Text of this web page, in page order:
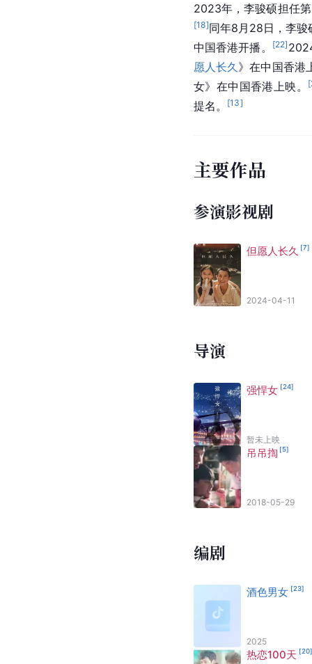
2023年，李骏硕担任
[18]同年8月28日，李骏
中国香港开播。
[22]
愿人长久 》在中国香港
女》在中国香港上映。
[
提名。 [13]
主要作品
参演影视剧
但愿人长久 [7]
2024-04-11
导演
强悍女 [24]
暂未上映
吊吊揈 [5]
2018-05-29
编剧
酒色男女 [23]
2025
热恋100天 [20